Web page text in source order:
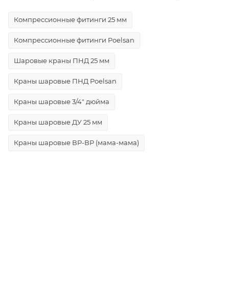
Компрессионные фитинги 25 мм
Компрессионные фитинги Poelsan
Шаровые краны ПНД 25 мм
Краны шаровые ПНД Poelsan
Краны шаровые 3/4" дюйма
Краны шаровые ДУ 25 мм
Краны шаровые ВР-ВР (мама-мама)